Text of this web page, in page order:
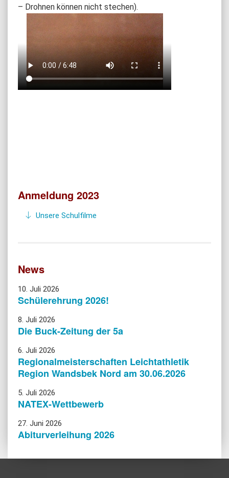
– Drohnen können nicht stechen).
Anmeldung 2023
Unsere Schulfilme
News
10. Juli 2026
Schülerehrung 2026!
8. Juli 2026
Die Buck-Zeitung der 5a
6. Juli 2026
Regionalmeisterschaften Leichtathletik
Region Wandsbek Nord am 30.06.2026
5. Juli 2026
NATEX-Wettbewerb
27. Juni 2026
Abiturverleihung 2026